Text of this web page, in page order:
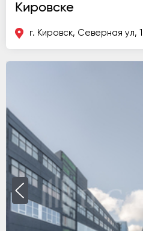
Кировске
г. Кировск, Северная ул, 1Г